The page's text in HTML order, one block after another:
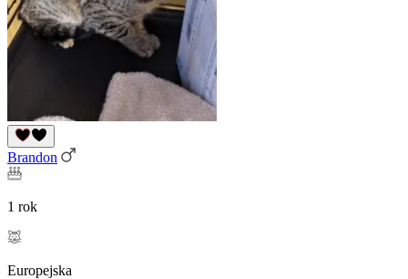
Brandon
1 rok
Europejska